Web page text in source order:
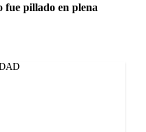
pillado en plena